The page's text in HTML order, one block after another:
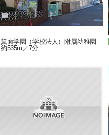
箕面学園（学校法人）附属幼稚園
約535m／7分